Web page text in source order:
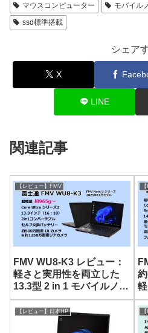
マウスコンピューター
モバイル
ssd標準搭載
シェア
X
LINE
関連記事
【レビュー】FMV
FMV WU8-K3 レビュー：
軽さと実用性を両立した
13.3型 2 in 1 モバイルノー
ト
【レビュー】日本HP